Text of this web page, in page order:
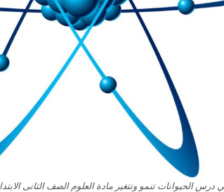
الحيوانات تنمو وتتغير مادة العلوم الصف الثانى الابتدائي